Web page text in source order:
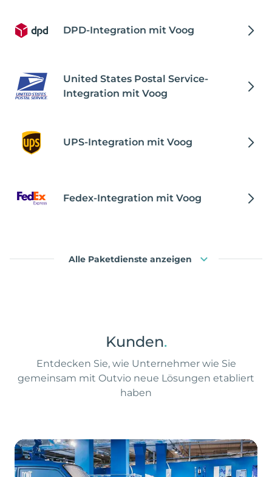
DPD-Integration mit Voog
United States Postal Service-
Integration mit Voog
UPS-Integration mit Voog
Fedex-Integration mit Voog
Alle Paketdienste anzeigen
Kunden.
Entdecken Sie, wie Unternehmer wie Sie
gemeinsam mit Outvio neue Lösungen etabliert
haben